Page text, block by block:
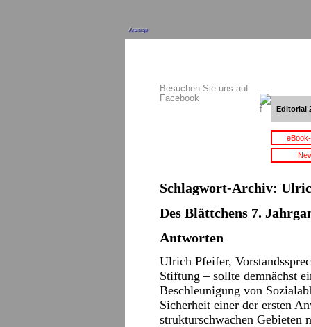
Anzeige
Besuchen Sie uns auf
Facebook
Editorial
Schlagwort-Archiv:
Des Blättchens 7.
Antworten
Ulrich Pfeifer,
Stiftung – sollte demnächst
Beschleunigung von
Sicherheit einer der ersten
strukturschwachen